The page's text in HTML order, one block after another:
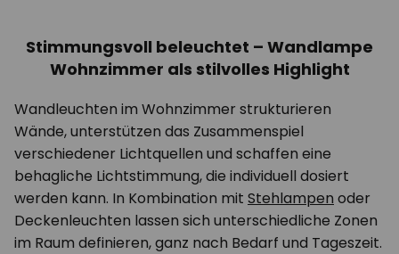
Stimmungsvoll beleuchtet – Wandlampe
Wohnzimmer als stilvolles Highlight
Wandleuchten im Wohnzimmer strukturieren
Wände, unterstützen das Zusammenspiel
verschiedener Lichtquellen und schaffen eine
behagliche Lichtstimmung, die individuell dosiert
werden kann. In Kombination mit Stehlampen oder
Deckenleuchten lassen sich unterschiedliche Zonen
im Raum definieren, ganz nach Bedarf und Tageszeit.